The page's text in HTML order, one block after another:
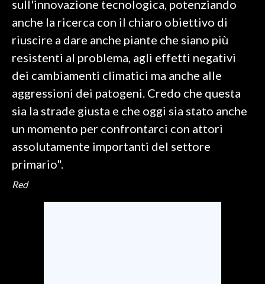
sull'innovazione tecnologica, potenziando
anche la ricerca con il chiaro obiettivo di
riuscire a dare anche piante che siano più
resistenti al problema, agli effetti negativi
dei cambiamenti climatici ma anche alle
aggressioni dei patogeni. Credo che questa
sia la strade giusta e che oggi sia stato anche
un momento per confrontarci con attori
assolutamente importanti del settore
primario".
Red